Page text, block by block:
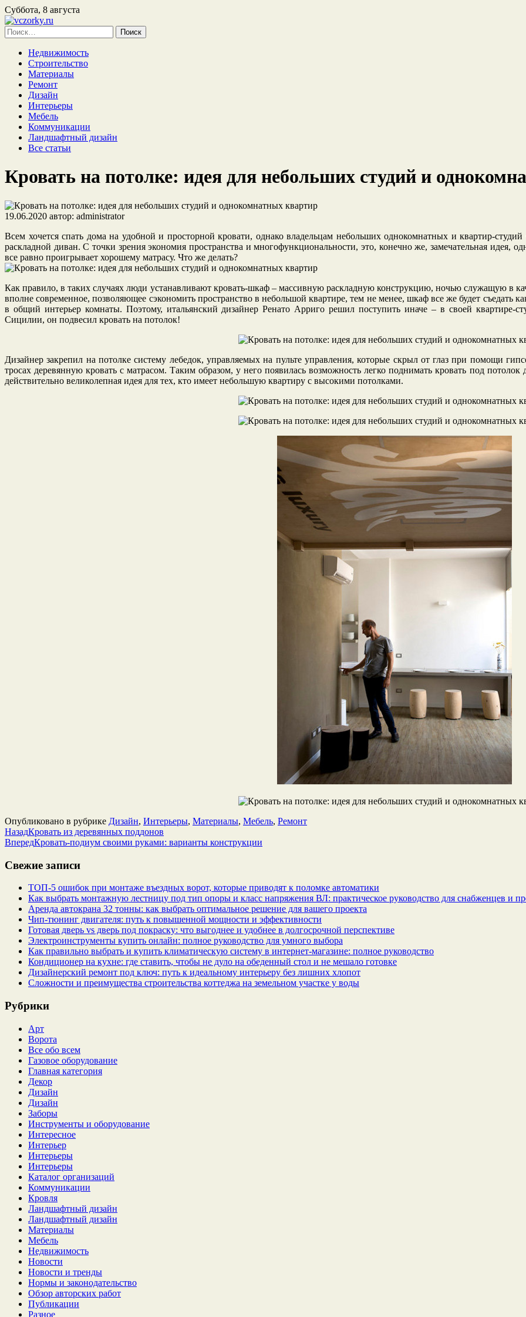
Суббота, 8 августа
Найти:
Недвижимость
Строительство
Материалы
Ремонт
Дизайн
Интерьеры
Мебель
Коммуникации
Ландшафтный дизайн
Все статьи
Кровать на потолке: идея для небольших студий и
19.06.2020 автор: administrator
Всем хочется спать дома на удобной и просторной кровати, однако владельцам небольших однокомнатных и квартир-
раскладной диван. С точки зрения экономия пространства и многофункциональности, это, конечно же, замечательная идея,
все равно проигрывает хорошему матрасу. Что же делать?
Как правило, в таких случаях люди устанавливают кровать-шкаф – массивную раскладную конструкцию, ночью служащую в
вполне современное, позволяющее сэкономить пространство в небольшой квартире, тем не менее, шкаф все же будет съедать
в общий интерьер комнаты. Поэтому, итальянский дизайнер Ренато Арриго решил поступить иначе – в своей квартире-
Сицилии, он подвесил кровать на потолок!
Дизайнер закрепил на потолке систему лебедок, управляемых на пульте управления, которые скрыл от глаз при помощи
тросах деревянную кровать с матрасом. Таким образом, у него появилась возможность легко поднимать кровать под
действительно великолепная идея для тех, кто имеет небольшую квартиру с высокими потолками.
Опубликовано в рубрике Дизайн, Интерьеры, Материалы, Мебель, Ремонт
НазадКровать из деревянных поддонов
ВпередКровать-подиум своими руками: варианты конструкции
Свежие записи
ТОП-5 ошибок при монтаже въездных ворот, которые приводят к поломке автоматики
Как выбрать монтажную лестницу под тип опоры и класс напряжения ВЛ: практическое руководство для снабженцев и
Аренда автокрана 32 тонны: как выбрать оптимальное решение для вашего проекта
Чип‑тюнинг двигателя: путь к повышенной мощности и эффективности
Готовая дверь vs дверь под покраску: что выгоднее и удобнее в долгосрочной перспективе
Электроинструменты купить онлайн: полное руководство для умного выбора
Как правильно выбрать и купить климатическую систему в интернет‑магазине: полное руководство
Кондиционер на кухне: где ставить, чтобы не дуло на обеденный стол и не мешало готовке
Дизайнерский ремонт под ключ: путь к идеальному интерьеру без лишних хлопот
Сложности и преимущества строительства коттеджа на земельном участке у воды
Рубрики
Арт
Ворота
Все обо всем
Газовое оборудование
Главная категория
Декор
Дизайн
Дизайн
Заборы
Инструменты и оборудование
Интересное
Интерьер
Интерьеры
Интерьеры
Каталог организаций
Коммуникации
Кровля
Ландшафтный дизайн
Ландшафтный дизайн
Материалы
Мебель
Недвижимость
Новости
Новости и тренды
Нормы и законодательство
Обзор авторских работ
Публикации
Разное